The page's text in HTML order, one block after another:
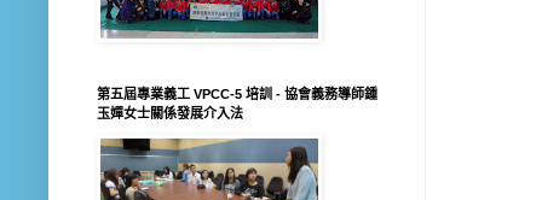
第五屆專業義工 VPCC-5 培訓 - 協會義務導師鍾
玉嬋女士關係發展介入法